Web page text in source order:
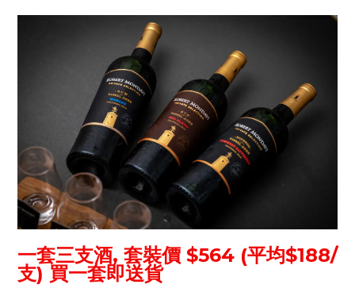
一套三支酒, 套裝價 $564 (平均$188/
支) 買一套即送貨